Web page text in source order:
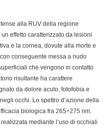
alla RUV della regione
effetto caratterizzato da lesioni
e la cornea, dovute alla morte e
conseguente messa a nudo
che vengono in contatto
risultante ha carattere
da dolore acuto, fotofobia e
occhi. Lo spettro d’azione della
biologica fra 265÷275 nm.
mediante l’uso di occhiali